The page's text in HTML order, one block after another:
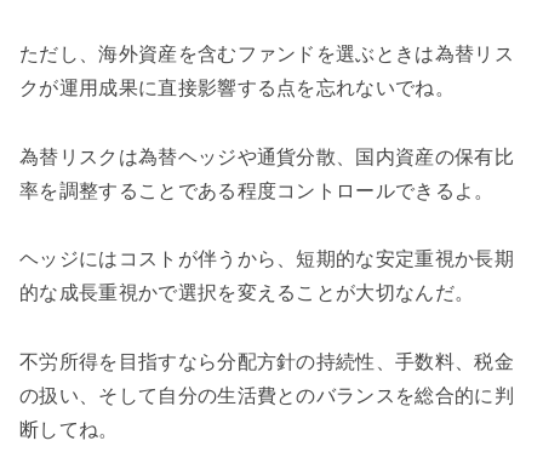
ただし、海外資産を含むファンドを選ぶときは為替リス
クが運用成果に直接影響する点を忘れないでね。
為替リスクは為替ヘッジや通貨分散、国内資産の保有比
率を調整することである程度コントロールできるよ。
ヘッジにはコストが伴うから、短期的な安定重視か長期
的な成長重視かで選択を変えることが大切なんだ。
不労所得を目指すなら分配方針の持続性、手数料、税金
の扱い、そして自分の生活費とのバランスを総合的に判
断してね。